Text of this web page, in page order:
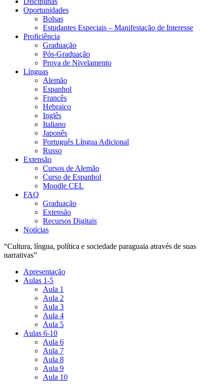
Oportunidades
Bolsas
Estudantes Especiais – Manifestação de Interesse
Proficiência
Graduação
Pós-Graduação
Prova de Nivelamento
Línguas
Alemão
Espanhol
Francês
Hebraico
Inglês
Italiano
Japonês
Português Língua Adicional
Russo
Extensão
Cursos de Alemão
Curso de Espanhol
Moodle CEL
FAQ
Graduação
Extensão
Recursos Digitais
Notícias
“Cultura, língua, política e sociedade paraguaia através de suas
narrativas”
Apresentação
Aulas 1-5
Aula 1
Aula 2
Aula 3
Aula 4
Aula 5
Aulas 6-10
Aula 6
Aula 7
Aula 8
Aula 9
Aula 10